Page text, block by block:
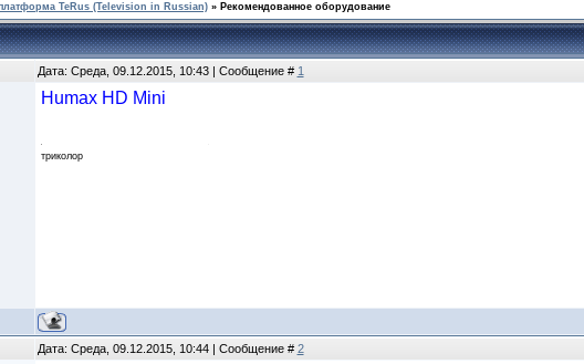
TeRus (Television in Russian) » Рекомендованное оборудование
Дата: Среда, 09.12.2015, 10:43 | Сообщение # 1
Humax HD Mini
триколор
Дата: Среда, 09.12.2015, 10:44 | Сообщение # 2